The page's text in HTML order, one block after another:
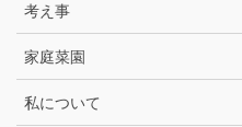
考え事
家庭菜園
私について